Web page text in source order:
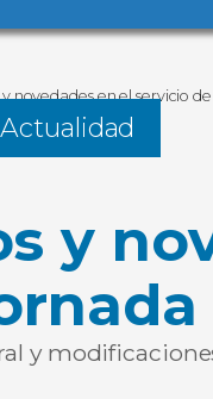
novedades en el servicio
Actualidad
y
y